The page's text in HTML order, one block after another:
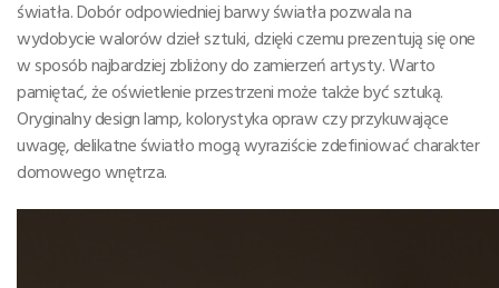
światła. Dobór odpowiedniej barwy światła pozwala na
wydobycie walorów dzieł sztuki, dzięki czemu prezentują się one
w sposób najbardziej zbliżony do zamierzeń artysty. Warto
pamiętać, że oświetlenie przestrzeni może także być sztuką.
Oryginalny design lamp, kolorystyka opraw czy przykuwające
uwagę, delikatne światło mogą wyraziście zdefiniować charakter
domowego wnętrza.